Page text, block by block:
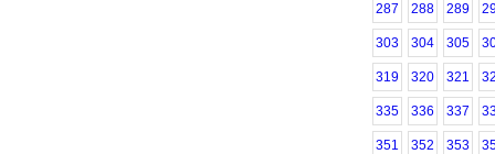
287 288 289
303 304 305
319 320 321
335 336 337
351 352 353